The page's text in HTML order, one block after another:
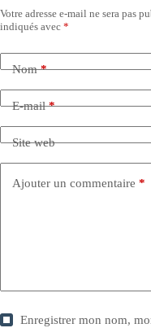
Votre adresse e-mail ne sera pas
indiqués avec *
Nom*
E-mail*
Site web
Ajouter un commentaire *
Enregistrer mon nom,